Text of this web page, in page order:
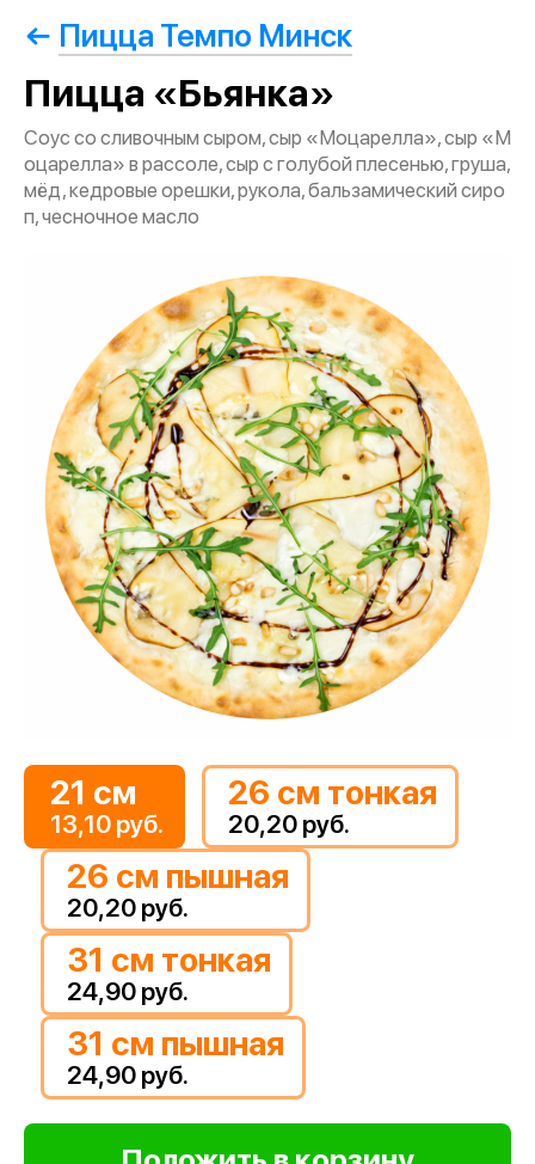
Пицца Темпо Минск
Пицца «Бьянка»
Соус со сливочным сыром, сыр «Моцарелла», сыр «М
оцарелла» в рассоле, сыр с голубой плесенью, груша,
мёд, кедровые орешки, рукола, бальзамический сиро
п, чесночное масло
21 см
13,10 руб.
26 см тонкая
20,20 руб.
26 см пышная
20,20 руб.
31 см тонкая
24,90 руб.
31 см пышная
24,90 руб.